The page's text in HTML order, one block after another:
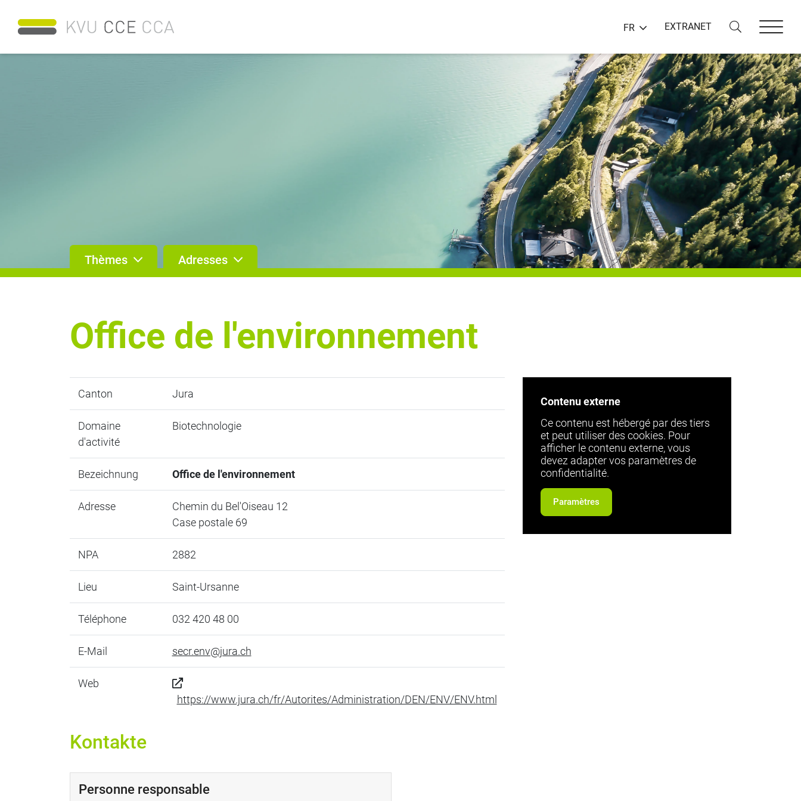
FR EXTRANET
Thèmes Adresses
Office de l'environnement
Canton Jura
Domaine
d'activité
Biotechnologie
Bezeichnung Office de l'environnement
Adresse
Chemin du Bel'Oiseau 12
Case postale 69
NPA 2882
Lieu Saint-Ursanne
Téléphone 032 420 48 00
E-Mail secr.env@jura.ch
Web
https://www.jura.ch/fr/Autorites/Administration/DEN/ENV/ENV.html
Contenu externe
Ce contenu est hébergé par des tiers
et peut utiliser des cookies. Pour
afficher le contenu externe, vous
devez adapter vos paramètres de
confidentialité.
Paramètres
Kontakte
Personne responsable